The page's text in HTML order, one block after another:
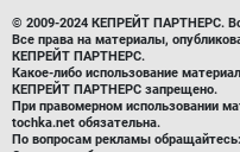
© 2009-2024 КЕПРЕЙТ ПАРТНЕРС.
Все права на материалы,
КЕПРЕЙТ ПАРТНЕРС.
Какое-либо использование
КЕПРЕЙТ ПАРТНЕРС запрещено.
При правомерном использовании
tochka.net обязательна.
По вопросам рекламы обращайтесь: